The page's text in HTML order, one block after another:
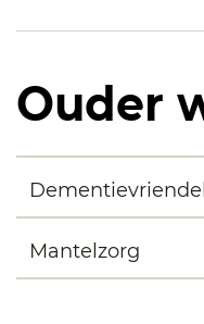
Ouder
Mantelzorg